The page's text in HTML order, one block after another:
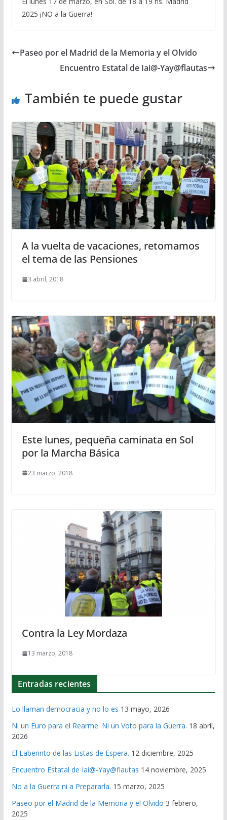
2025 ¡NO a la Guerra!
Paseo por el Madrid de la Memoria y el Olvido
Encuentro Estatal de Iai@-Yay@flautas
También te puede gustar
A la vuelta de vacaciones, retomamos
el tema de las Pensiones
3 abril, 2018
Este lunes, pequeña caminata en Sol
por la Marcha Básica
23 marzo, 2018
Contra la Ley Mordaza
13 marzo, 2018
Entradas recientes
Lo llaman democracia y no lo es 13 mayo, 2026
Ni un Euro para el Rearme. Ni un Voto para la Guerra. 18 abril,
2026
El Laberinto de las Listas de Espera. 12 diciembre, 2025
Encuentro Estatal de Iai@-Yay@flautas 14 noviembre, 2025
No a la Guerra ni a Prepararla. 15 marzo, 2025
Paseo por el Madrid de la Memoria y el Olvido 3 febrero,
2025